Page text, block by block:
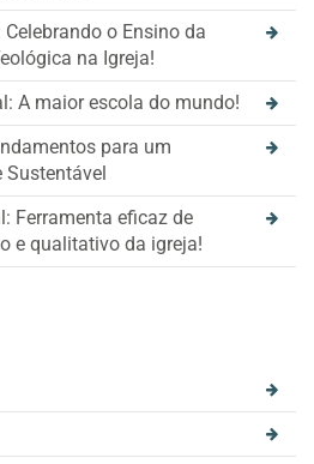
o Ensino da
na Igreja!
A maior escola do mundo!
para um
Sustentável
Ferramenta eficaz de
e qualitativo da igreja!